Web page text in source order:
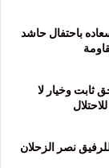
باحتفال حاشد
ثابت وخيار لا
نصر الزحلان